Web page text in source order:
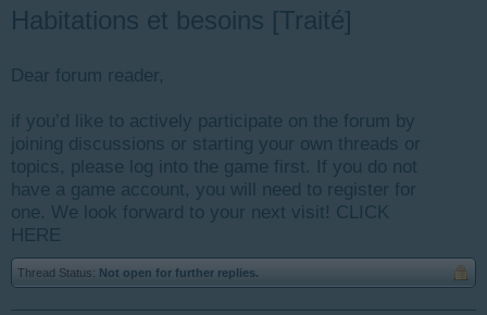
Habitations et besoins [Traité]
Dear forum reader,
if you’d like to actively participate on the forum by
joining discussions or starting your own threads or
topics, please log into the game first. If you do not
have a game account, you will need to register for
one. We look forward to your next visit! CLICK
HERE
Thread Status: Not open for further replies.